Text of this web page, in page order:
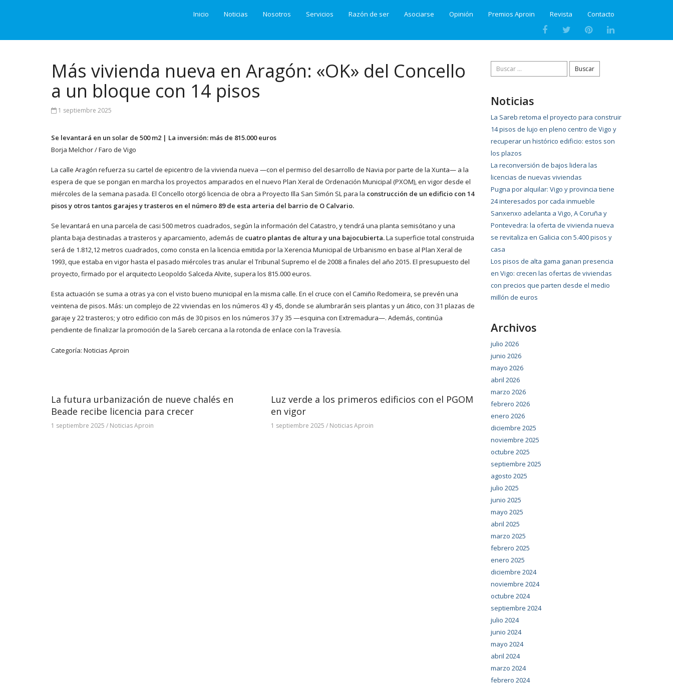
Inicio Noticias Nosotros Servicios Razón de ser Asociarse Opinión Premios Aproin Revista Contacto
Más vivienda nueva en Aragón: «OK» del Concello
a un bloque con 14 pisos
1 septiembre 2025
Se levantará en un solar de 500 m2 | La inversión: más de 815.000 euros
Borja Melchor / Faro de Vigo
La calle Aragón refuerza su cartel de epicentro de la vivienda nueva —con el permiso del desarrollo de Navia por parte de la Xunta— a la
espera de que se pongan en marcha los proyectos amparados en el nuevo Plan Xeral de Ordenación Municipal (PXOM), en vigor desde el
miércoles de la semana pasada. El Concello otorgó licencia de obra a Proyecto Illa San Simón SL para la construcción de un edificio con 14
pisos y otros tantos garajes y trasteros en el número 89 de esta arteria del barrio de O Calvario.
Se levantará en una parcela de casi 500 metros cuadrados, según la información del Catastro, y tendrá una planta semisótano y una
planta baja destinadas a trasteros y aparcamiento, además de cuatro plantas de altura y una bajocubierta.La superficie total construida
será de 1.812,12 metros cuadrados, como consta en la licencia emitida por la Xerencia Municipal de Urbanismo en base al Plan Xeral de
1993, que estaba en vigor hasta el pasado miércoles tras anular el Tribunal Supremo el de 2008 a finales del año 2015. El presupuesto del
proyecto, firmado por el arquitecto Leopoldo Salceda Alvite, supera los 815.000 euros.
Esta actuación se suma a otras ya con el visto bueno municipal en la misma calle. En el cruce con el Camiño Redomeira, se prevén una
veintena de pisos. Más: un complejo de 22 viviendas en los números 43 y 45, donde se alumbrarán seis plantas y un ático, con 31 plazas de
garaje y 22 trasteros; y otro edificio con más de 30 pisos en los números 37 y 35 —esquina con Extremadura—. Además, continúa
pendiente de finalizar la promoción de la Sareb cercana a la rotonda de enlace con la Travesía.
Categoría: Noticias Aproin
La futura urbanización de nueve chalés en
Beade recibe licencia para crecer
1 septiembre 2025 / Noticias Aproin
Luz verde a los primeros edificios con el PGOM
en vigor
1 septiembre 2025 / Noticias Aproin
Buscar:
Noticias
La Sareb retoma el proyecto para construir
14 pisos de lujo en pleno centro de Vigo y
recuperar un histórico edificio: estos son
los plazos
La reconversión de bajos lidera las
licencias de nuevas viviendas
Pugna por alquilar: Vigo y provincia tiene
24 interesados por cada inmueble
Sanxenxo adelanta a Vigo, A Coruña y
Pontevedra: la oferta de vivienda nueva
se revitaliza en Galicia con 5.400 pisos y
casa
Los pisos de alta gama ganan presencia
en Vigo: crecen las ofertas de viviendas
con precios que parten desde el medio
millón de euros
Archivos
julio 2026
junio 2026
mayo 2026
abril 2026
marzo 2026
febrero 2026
enero 2026
diciembre 2025
noviembre 2025
octubre 2025
septiembre 2025
agosto 2025
julio 2025
junio 2025
mayo 2025
abril 2025
marzo 2025
febrero 2025
enero 2025
diciembre 2024
noviembre 2024
octubre 2024
septiembre 2024
julio 2024
junio 2024
mayo 2024
abril 2024
marzo 2024
febrero 2024